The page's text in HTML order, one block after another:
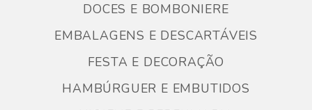
DOCES E BOMBONIERE
EMBALAGENS E DESCARTÁVEIS
FESTA E DECORAÇÃO
HAMBÚRGUER E EMBUTIDOS